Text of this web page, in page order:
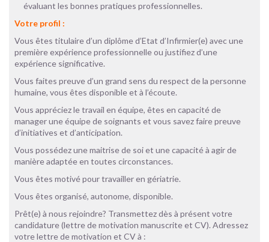
évaluant les bonnes pratiques professionnelles.
Votre profil :
Vous êtes titulaire d’un diplôme d’Etat d’Infirmier(e) avec une
première expérience professionnelle ou justifiez d’une
expérience significative.
Vous faites preuve d’un grand sens du respect de la personne
humaine, vous êtes disponible et à l’écoute.
Vous appréciez le travail en équipe, êtes en capacité de
manager une équipe de soignants et vous savez faire preuve
d’initiatives et d’anticipation.
Vous possédez une maitrise de soi et une capacité à agir de
manière adaptée en toutes circonstances.
Vous êtes motivé pour travailler en gériatrie.
Vous êtes organisé, autonome, disponible.
Prêt(e) à nous rejoindre? Transmettez dès à présent votre
candidature (lettre de motivation manuscrite et CV). Adressez
votre lettre de motivation et CV à :